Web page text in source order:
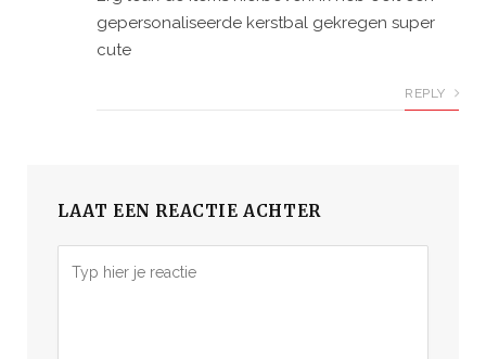
gepersonaliseerde kerstbal gekregen super
cute
REPLY
LAAT EEN REACTIE ACHTER